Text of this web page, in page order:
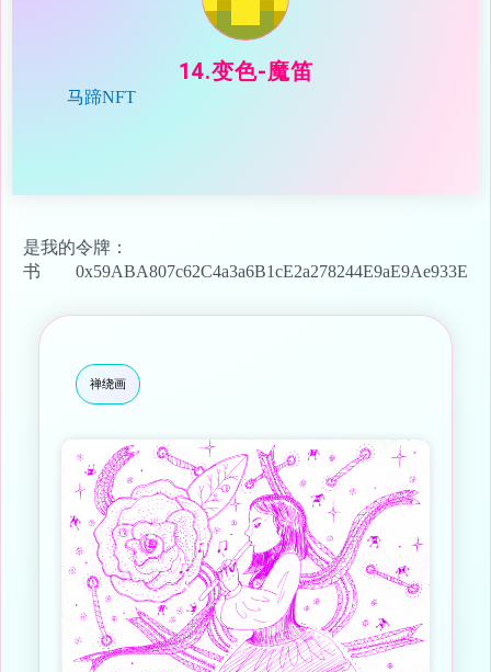
14.变色-魔笛
马蹄NFT
是我的
书
令牌：
0x59ABA807c62C4a3a6B1cE2a278244E9aE9Ae933E
禅绕画